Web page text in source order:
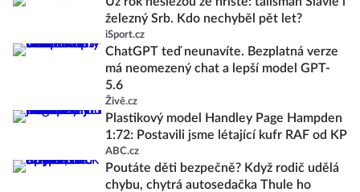
železný Srb. Kdo nechyběl pět let?
iSport.cz
ChatGPT teď neunavíte. Bezplatná verze
má neomezený chat a lepší model GPT-
5.6
Živě.cz
Plastikový model Handley Page Hampden
1:72: Postavili jsme létající kufr RAF od KP
ABC.cz
Poutáte děti bezpečně? Když rodič udělá
chybu, chytrá autosedačka Thule ho